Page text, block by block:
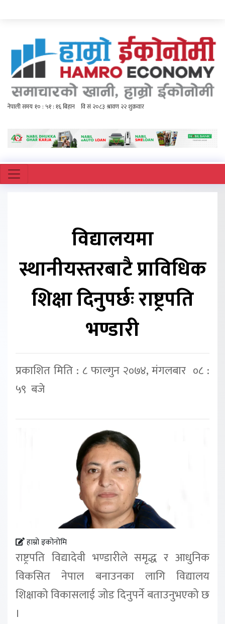
विद्यालयमा
स्थानीयस्तरबाटै प्राविधिक
शिक्षा दिनुपर्छः राष्ट्रपति
भण्डारी
प्रकाशित मिति : ८ फाल्गुन २०७४, मंगलबार ०८ :
५९ बजे
हाम्रो इकोनोमि
राष्ट्रपति विद्यादेवी भण्डारीले समृद्ध र आधुनिक
विकसित नेपाल बनाउनका लागि विद्यालय
शिक्षाको विकासलाई जोड दिनुपर्ने बताउनुभएको छ
।